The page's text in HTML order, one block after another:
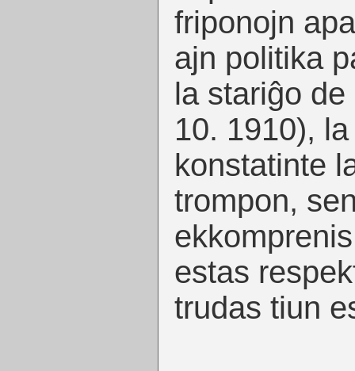
friponojn
ajn politika
la stariĝo
10. 1910),
konstatinte
trompon,
estas
trudas tiun